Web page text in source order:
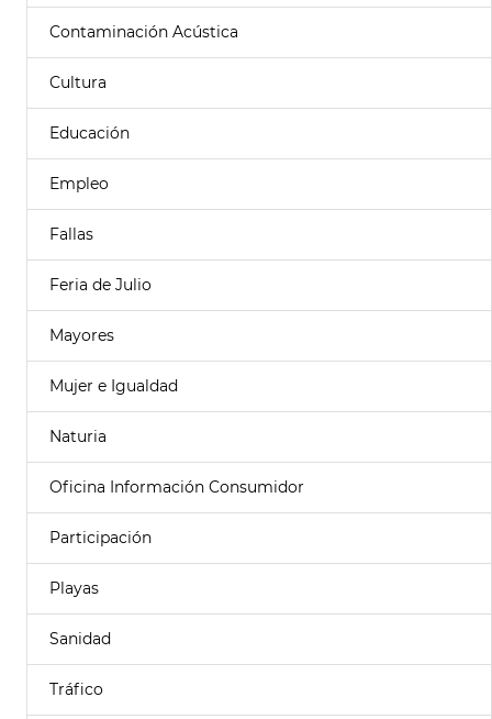
Contaminación Acústica
Cultura
Educación
Empleo
Fallas
Feria de Julio
Mayores
Mujer e Igualdad
Naturia
Oficina Información Consumidor
Participación
Playas
Sanidad
Tráfico